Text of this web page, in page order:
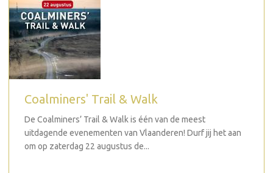
Coalminers' Trail & Walk
De Coalminers’ Trail & Walk is één van de meest
uitdagende evenementen van Vlaanderen! Durf jij het aan
om op zaterdag 22 augustus de...